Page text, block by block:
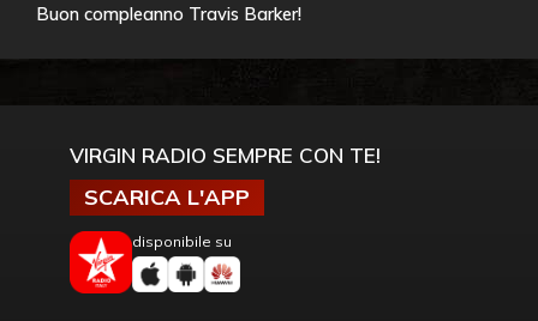
Buon compleanno Travis Barker!
VIRGIN RADIO SEMPRE CON TE!
SCARICA L'APP
disponibile su